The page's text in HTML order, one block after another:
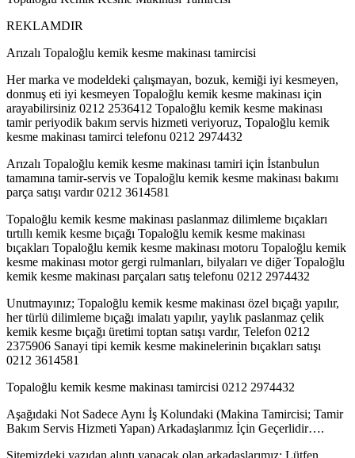
REKLAMDIR
Arızalı Topaloğlu kemik kesme makinası tamircisi
Her marka ve modeldeki çalışmayan, bozuk, kemiği iyi kesmeyen,
donmuş eti iyi kesmeyen Topaloğlu kemik kesme makinası için
arayabilirsiniz 0212 2536412 Topaloğlu kemik kesme makinası
tamir periyodik bakım servis hizmeti veriyoruz, Topaloğlu kemik
kesme makinası tamirci telefonu 0212 2974432
Arızalı Topaloğlu kemik kesme makinası tamiri için İstanbulun
tamamına tamir-servis ve Topaloğlu kemik kesme makinası bakımı
parça satışı vardır 0212 3614581
Topaloğlu kemik kesme makinası paslanmaz dilimleme bıçakları
tırtıllı kemik kesme bıçağı Topaloğlu kemik kesme makinası
bıçakları Topaloğlu kemik kesme makinası motoru Topaloğlu kemik
kesme makinası motor gergi rulmanları, bilyaları ve diğer Topaloğlu
kemik kesme makinası parçaları satış telefonu 0212 2974432
Unutmayınız; Topaloğlu kemik kesme makinası özel bıçağı yapılır,
her türlü dilimleme bıçağı imalatı yapılır, yaylık paslanmaz çelik
kemik kesme bıçağı üretimi toptan satışı vardır, Telefon 0212
2375906 Sanayi tipi kemik kesme makinelerinin bıçakları satışı
0212 3614581
Topaloğlu kemik kesme makinası tamircisi 0212 2974432
Aşağıdaki Not Sadece Aynı İş Kolundaki (Makina Tamircisi; Tamir
Bakım Servis Hizmeti Yapan) Arkadaşlarımız İçin Geçerlidir….
Sitemizdeki yazıdan alıntı yapacak olan arkadaşlarımız; Lütfen